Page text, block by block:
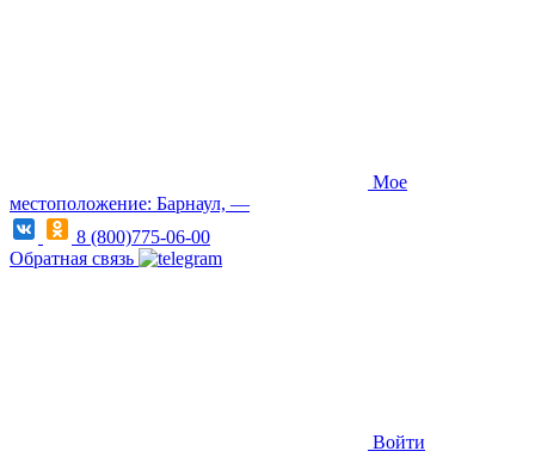
Мое
местоположение: Барнаул, —
8 (800)775-06-00
Обратная связь
Войти